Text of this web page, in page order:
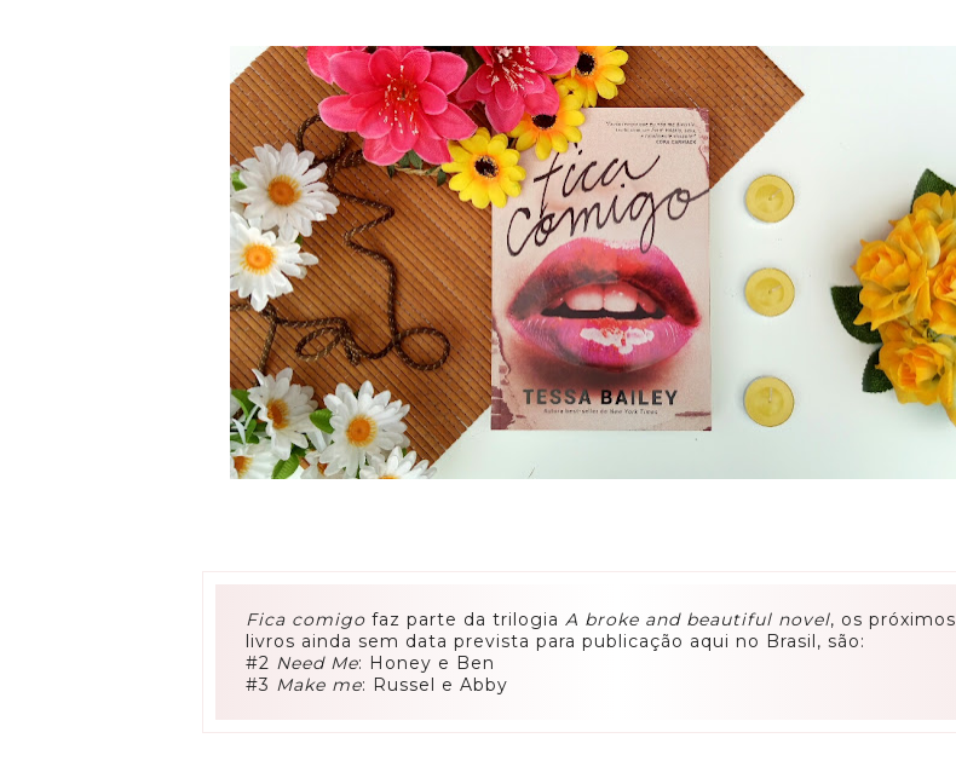
Fica comigo faz parte da trilogiaA broke and beautiful novel, os próximos
livros ainda sem data prevista para publicação aqui no Brasil, são:
#2 Need Me: Honey e Ben
#3 Make me: Russel e Abby